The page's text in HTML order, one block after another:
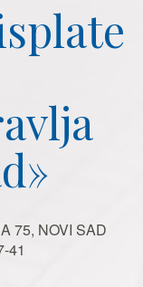
75, NOVI SAD
41